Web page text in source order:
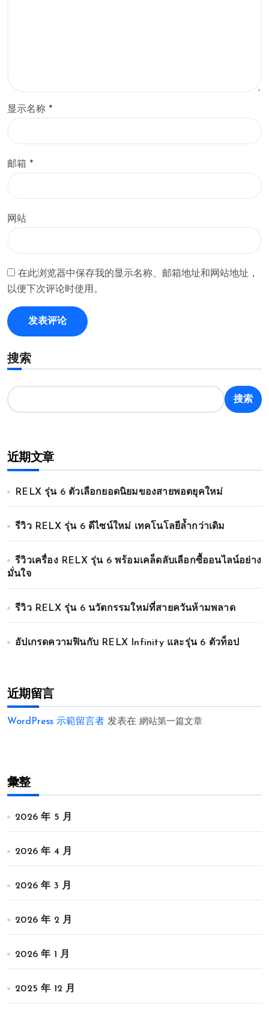
显示名称 *
邮箱 *
网站
在此浏览器中保存我的显示名称、邮箱地址和网站地址，
以便下次评论时使用。
搜索
搜索
近期文章
RELX รุ่น 6 ตัวเลือกยอดนิยมของสายพอตยุคใหม่
รีวิว RELX รุ่น 6 ดีไซน์ใหม่ เทคโนโลยีล้ำกว่าเดิม
รีวิวเครื่อง RELX รุ่น 6 พร้อมเคล็ดลับเลือกซื้ออนไลน์อย่าง
มั่นใจ
รีวิว RELX รุ่น 6 นวัตกรรมใหม่ที่สายควันห้ามพลาด
อัปเกรดความฟินกับ RELX Infinity และรุ่น 6 ตัวท็อป
近期留言
WordPress 示範留言者 发表在 網站第一篇文章
彙整
2026 年 5 月
2026 年 4 月
2026 年 3 月
2026 年 2 月
2026 年 1 月
2025 年 12 月